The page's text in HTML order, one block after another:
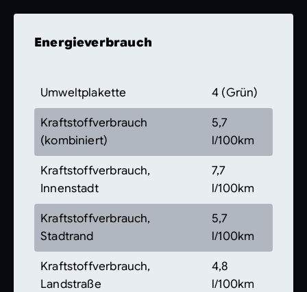
Energieverbrauch
Umweltplakette 4 (Grün)
Kraftstoffverbrauch
(kombiniert)
5,7
l/100km
Kraftstoffverbrauch,
Innenstadt
7,7
l/100km
Kraftstoffverbrauch,
Stadtrand
5,7
l/100km
Kraftstoffverbrauch,
Landstraße
4,8
l/100km